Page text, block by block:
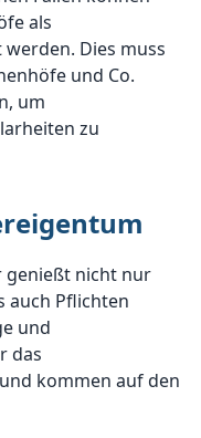
als
Dies muss
und Co.
um
zu
genießt nicht nur
auch Pflichten
und
das
kommen auf den